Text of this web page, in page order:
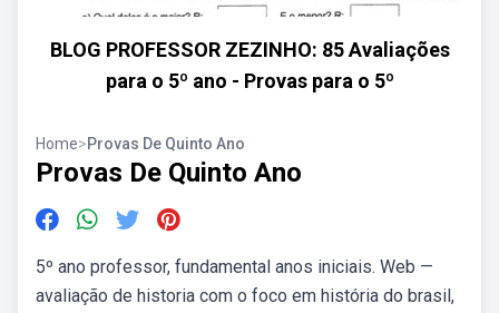
BLOG PROFESSOR ZEZINHO: 85 Avaliações
para o 5º ano - Provas para o 5º
Home>Provas De Quinto Ano
Provas De Quinto Ano
5º ano professor, fundamental anos iniciais. Web —
avaliação de historia com o foco em história do brasil,